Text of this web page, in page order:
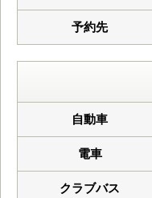
予約先
自動車
電車
クラブバス